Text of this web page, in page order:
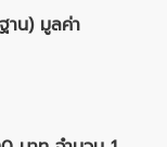
าน) มูลค่า